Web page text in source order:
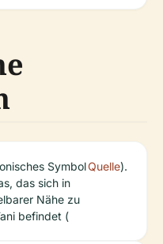
Symbol
das sich in
Nähe zu
befindet (
Quelle).